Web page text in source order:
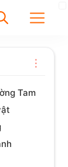
Tìm
được tìm
Tam